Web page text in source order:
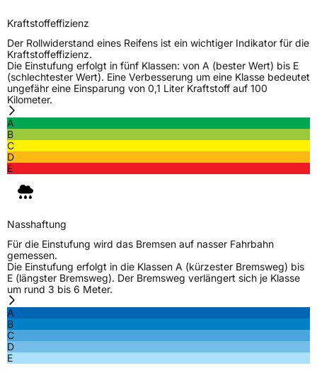
Nasshaftung
Rollgeräusch (Klasse) B
Rollgeräusch (dB)72
Fahrzeugklasse
3PMSF / Schneeflockensymbol / Alpine-SymbolNein
EisgripNein
EPREL ID
Allgemeine Produktsicherheit (GPSR)
Herstellerkontakt
20124 Milan Italien,
mirco.spiniella@triangle.com.cn
Kraftstoffeffizienz
Der Rollwiderstand eines Reifens ist ein wichtiger Indikator für die
Kraftstoffeffizienz.
Die Einstufung erfolgt in fünf Klassen: von A (bester Wert) bis E
(schlechtester Wert). Eine Verbesserung um eine Klasse bedeutet
ungefähr eine Einsparung von 0,1 Liter Kraftstoff auf 100
Kilometer.
A
B
C
D
E
Nasshaftung
Für die Einstufung wird das Bremsen auf nasser Fahrbahn
gemessen.
Die Einstufung erfolgt in die Klassen A (kürzester Bremsweg) bis
E (längster Bremsweg). Der Bremsweg verlängert sich je Klasse
um rund 3 bis 6 Meter.
A
B
C
D
E